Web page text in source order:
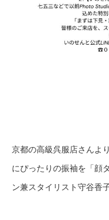
京都の高級呉服店さんよ
にぴったりの振袖を「顔
ン兼スタイリスト守谷香